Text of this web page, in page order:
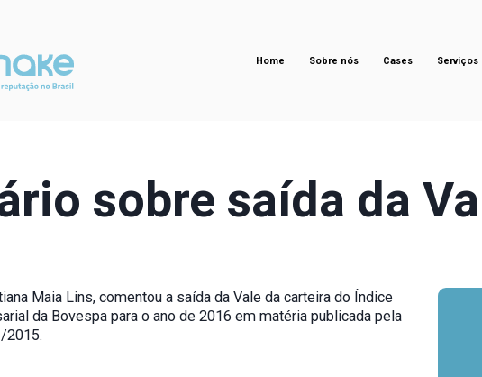
Home Sobre nós Cases Serviços
sobre saída da
Maia Lins, comentou a saída da Vale da carteira do Índice
da Bovespa para o ano de 2016 em matéria publicada pela
2015.